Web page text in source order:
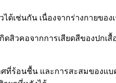
ด้เช่นกัน เนื่องจากร่างกายขอ
สิวคอจากการเสียดสีของปก
ที่ร้อนชื้น และการสะสมของแ